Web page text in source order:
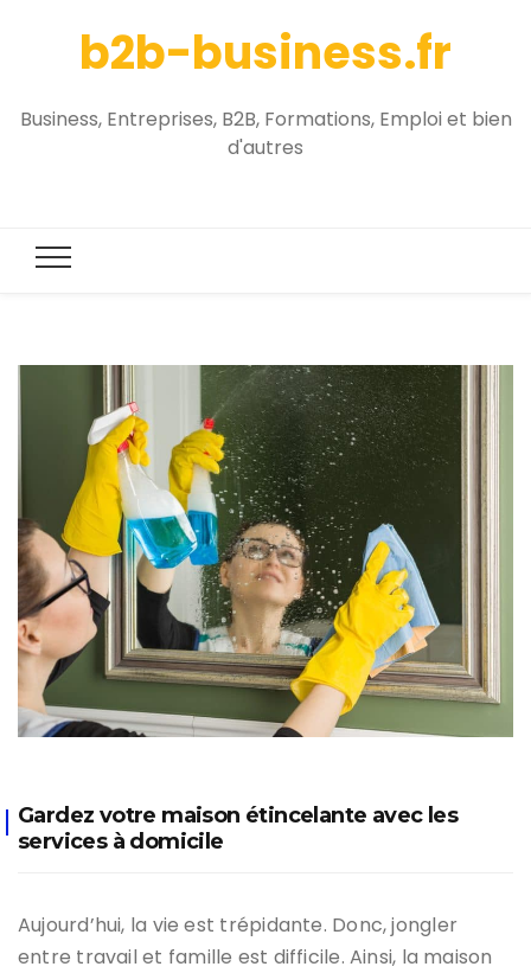
b2b-business.fr
Business, Entreprises, B2B, Formations, Emploi et bien
d'autres
Gardez votre maison étincelante avec les
services à domicile
Aujourd’hui, la vie est trépidante. Donc, jongler
entre travail et famille est difficile. Ainsi, la maison